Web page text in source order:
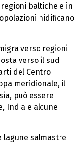
baltiche e in
nidificano
verso regioni
verso il sud
del Centro
meridionale, il
può essere
India e alcune
lagune salmastre